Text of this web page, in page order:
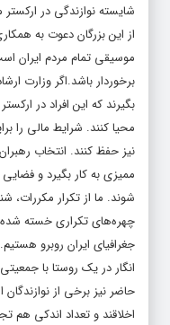
شایسته نوازندگی در
از این بزرگان دعوت به
موسیقی تمام مردم ایران
برخوردار باشد.اگر وزارت
بگیرند که این افراد در
محیا کنند. شرایط مالی را
نیز حفظ کنند. انتخاب
ممیزی به کار بگیرد و
شوند. ما از تکرار
چهره‌های تکراری خسته
جغرافیای ایران روبرو
انگار در یک روستا با
حاضر نیز برخی از نوازندگان
اخلاقند و تعداد اندکی هم